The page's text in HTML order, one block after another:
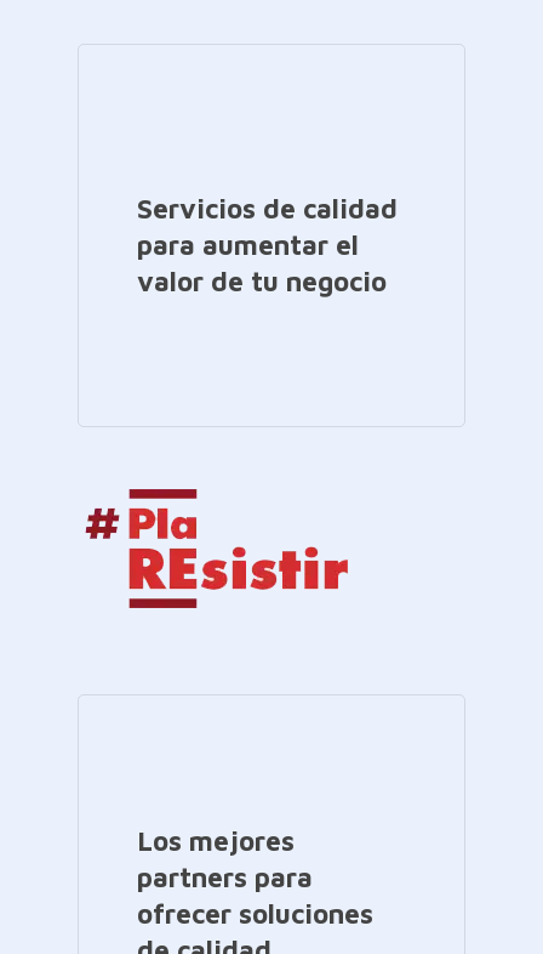
Servicios de calidad
para aumentar el
valor de tu negocio
Los mejores
partners para
ofrecer soluciones